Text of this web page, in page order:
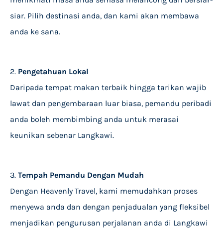
siar. Pilih destinasi anda, dan kami akan membawa
anda ke sana.
2. Pengetahuan Lokal
Daripada tempat makan terbaik hingga tarikan wajib
lawat dan pengembaraan luar biasa, pemandu peribadi
anda boleh membimbing anda untuk merasai
keunikan sebenar Langkawi.
3. Tempah Pemandu Dengan Mudah
Dengan Heavenly Travel, kami memudahkan proses
menyewa anda dan dengan penjadualan yang fleksibel
menjadikan pengurusan perjalanan anda di Langkawi